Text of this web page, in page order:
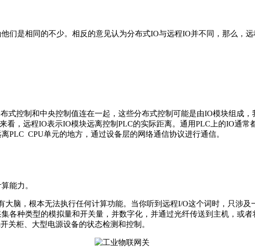
们是相同的不少。相反的意见认为分布式IO与远程IO并不同，那么，
式控制和中央控制值连在一起，这些分布式控制可能是由IO模块组成
看，远程IO表示IO模块远离控制PLC的实际距离。通用PLC上的IO通
PLC CPU单元的地方，通过设备层的网络通信协议进行通信。
能力。
脑，根本无法执行任何计算功能。当你听到远程I/O这个词时，只涉
各种类型的模拟量和开关量，并数字化，并通过光纤传送到主机，或
关柜、大型电源设备的状态检测和控制。